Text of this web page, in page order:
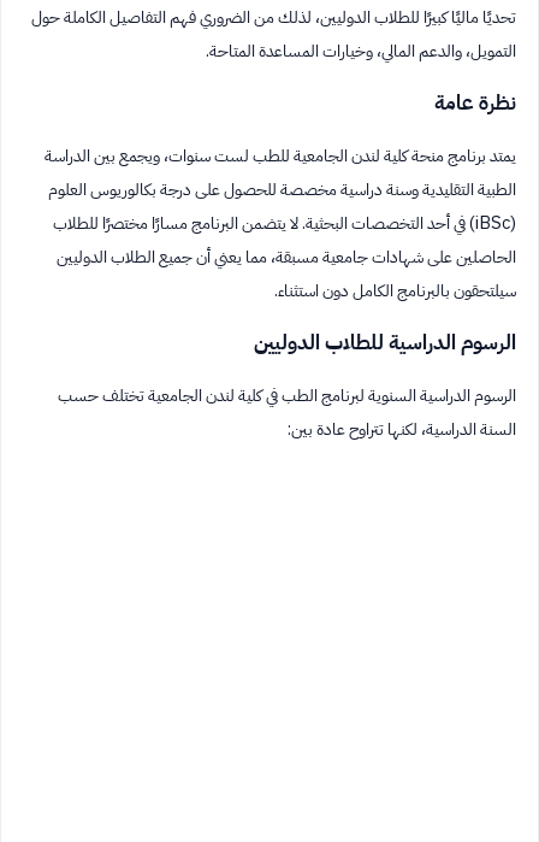
تحديًا ماليًا كبيرًا للطلاب الدوليين، لذلك من الضروري فهم التفاصيل الكاملة حول
التمويل، والدعم المالي، وخيارات المساعدة المتاحة.
نظرة عامة
يمتد برنامج منحة كلية لندن الجامعية للطب لست سنوات، ويجمع بين الدراسة
الطبية التقليدية وسنة دراسية مخصصة للحصول على درجة بكالوريوس العلوم
(iBSc) في أحد التخصصات البحثية. لا يتضمن البرنامج مسارًا مختصرًا للطلاب
الحاصلين على شهادات جامعية مسبقة، مما يعني أن جميع الطلاب الدوليين
سيلتحقون بالبرنامج الكامل دون استثناء.
الرسوم الدراسية للطلاب الدوليين
الرسوم الدراسية السنوية لبرنامج الطب في كلية لندن الجامعية تختلف حسب
السنة الدراسية، لكنها تتراوح عادة بين: